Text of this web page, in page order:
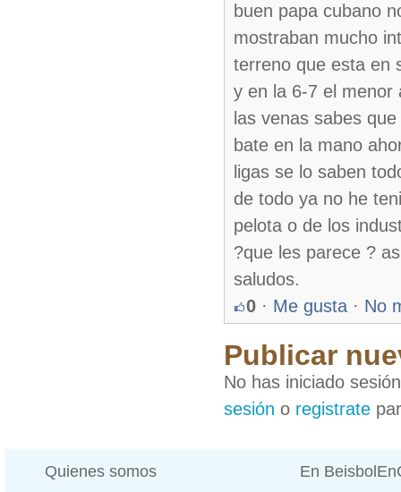
buen papa cubano
mostraban mucho
terreno que esta en
y en la 6-7 el menor
las venas sabes
bate en la mano
ligas se lo saben
de todo ya no he
pelota o de los
?que les parece ?
saludos.
0 · Me gusta · No
Publicar
No has iniciado
sesión o registrate
Quienes somos En